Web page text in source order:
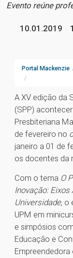
Evento reúne
10.01.2019
Portal Mackenzie
A XV edição da
(SPP)
Presbiteriana
de fevereiro no
janeiro a 01 de
os docentes da
Com o tema O
Inovação:
Universidade, o
UPM em
e simpósios
Educação e
Empreendedora